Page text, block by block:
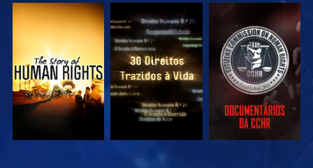
VEJA VEJA VEJA